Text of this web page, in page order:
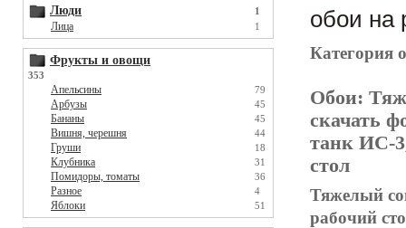
Люди 1
Лица 1
Фрукты и овощи
353
Апельсины 79
Арбузы 45
Бананы 45
Вишня, черешня 44
Груши 18
Клубника 31
Помидоры, томаты 36
Разное 4
Яблоки 51
обои на
Категория
Обои:
скачать
танк ИС-
стол
Тяжелый
рабочий